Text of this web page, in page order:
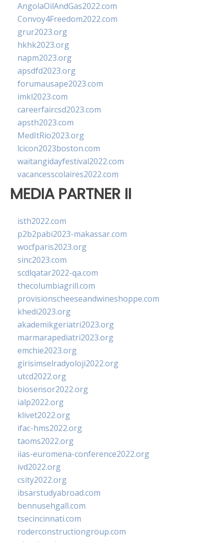
AngolaOilAndGas2022.com
Convoy4Freedom2022.com
grur2023.org
hkhk2023.org
napm2023.org
apsdfd2023.org
forumausape2023.com
imkl2023.com
careerfaircsd2023.com
apsth2023.com
MedItRio2023.org
lcicon2023boston.com
waitangidayfestival2022.com
vacancesscolaires2022.com
MEDIA PARTNER II
isth2022.com
p2b2pabi2023-makassar.com
wocfparis2023.org
sinc2023.com
scdlqatar2022-qa.com
thecolumbiagrill.com
provisionscheeseandwineshoppe.com
khedi2023.org
akademikgeriatri2023.org
marmarapediatri2023.org
emchie2023.org
girisimselradyoloji2022.org
utcd2022.org
biosensor2022.org
ialp2022.org
klivet2022.org
ifac-hms2022.org
taoms2022.org
iias-euromena-conference2022.org
ivd2022.org
csity2022.org
ibsarstudyabroad.com
bennusehgall.com
tsecincinnati.com
roderconstructiongroup.com